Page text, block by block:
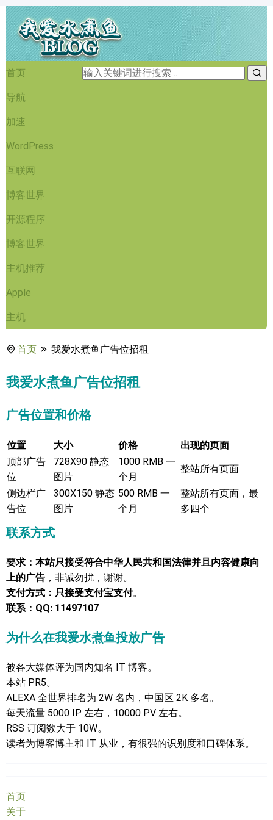
首页
导航
加速
WordPress
互联网
博客世界
开源程序
博客世界
主机推荐
Apple
主机
首页 我爱水煮鱼广告位招租
我爱水煮鱼广告位招租
广告位置和价格
位置 大小 价格
出现的页面
顶部广告
位
728X90 静态
图片
1000 RMB 一
个月
整站所有页面
侧边栏广
告位
300X150 静态
图片
500 RMB 一
个月
整站所有页面，最
多四个
联系方式
要求：本站只接受符合中华人民共和国法律并且内容健康向
上的广告 ，非诚勿扰，谢谢。
支付方式：只接受支付宝支付。
联系：QQ: 11497107
为什么在我爱水煮鱼投放广告
被各大媒体评为国内知名 IT 博客。
本站 PR5。
ALEXA 全世界排名为 2W 名内，中国区 2K 多名。
每天流量 5000 IP 左右，10000 PV 左右。
RSS 订阅数大于 10W。
读者为博客博主和 IT 从业，有很强的识别度和口碑体系。
首页
关于